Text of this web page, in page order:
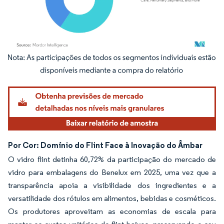
Imagem © Mordor Intelligence. O reuso requer atribuição conforme CC BY 4.0.
Por Cor: Domínio do Flint Face à Inovação do Âmbar
O vidro flint detinha 60,72% da participação do mercado de
vidro para embalagens do Benelux em 2025, uma vez que a
transparência apoia a visibilidade dos ingredientes e a
versatilidade dos rótulos em alimentos, bebidas e cosméticos.
Os produtores aproveitam as economias de escala para